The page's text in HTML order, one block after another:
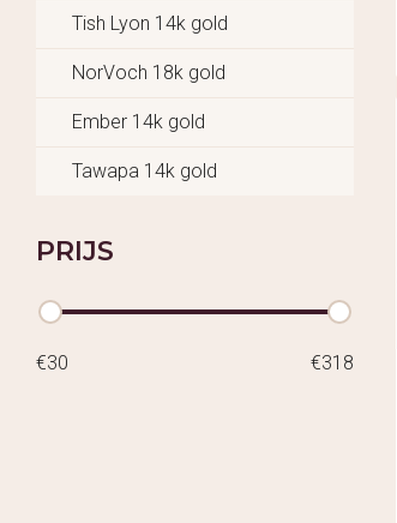
Tish Lyon 14k gold
NorVoch 18k gold
Ember 14k gold
Tawapa 14k gold
PRIJS
€30 €318